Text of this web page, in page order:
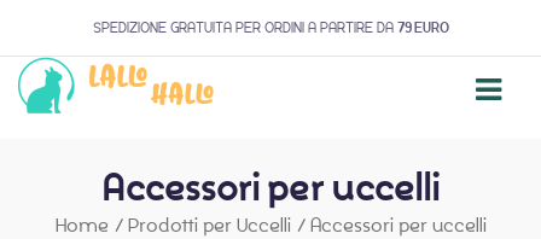
SPEDIZIONE GRATUITA PER ORDINI A PARTIRE DA 79 EURO
Accessori per uccelli
Home / Prodotti per Uccelli / Accessori per uccelli